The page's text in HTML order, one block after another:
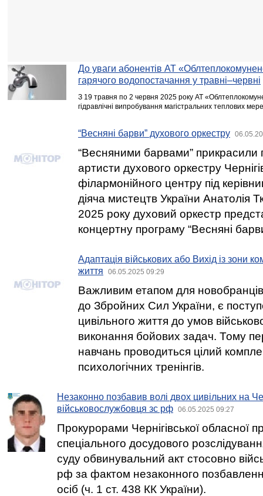
До уваги абонентів АТ
гарячого водопостачання у травні–червні
З 19 травня по 2 червня 2025 року АТ
гідравлічні випробування магістральних теплових
“Весняні барви” духового оркестру
“Весняними барвами” прикрасили
артисти духового оркестру
філармонійного центру під
діяча мистецтв України Анатолія
2025 року духовий оркестр
концертну програму “Весняні
Адаптація військових або Вихід із зони
життя
06.05.2025 09:29
Важливим етапом для новобранців,
до Збройних Сил України, є
цивільного життя до умов
виконання бойових задач. Тому
навчань проводиться цілий
психологічних тренінгів.
Незаконно позбавив волі двох цивільних на
військовослужбовця зс рф
06.05.2025 09:27
Прокурорами Чернігівської обласної
спеціального досудового
суду обвинувальний акт стосовно
рф за фактом незаконного
осіб (ч. 1 ст. 438 КК України).